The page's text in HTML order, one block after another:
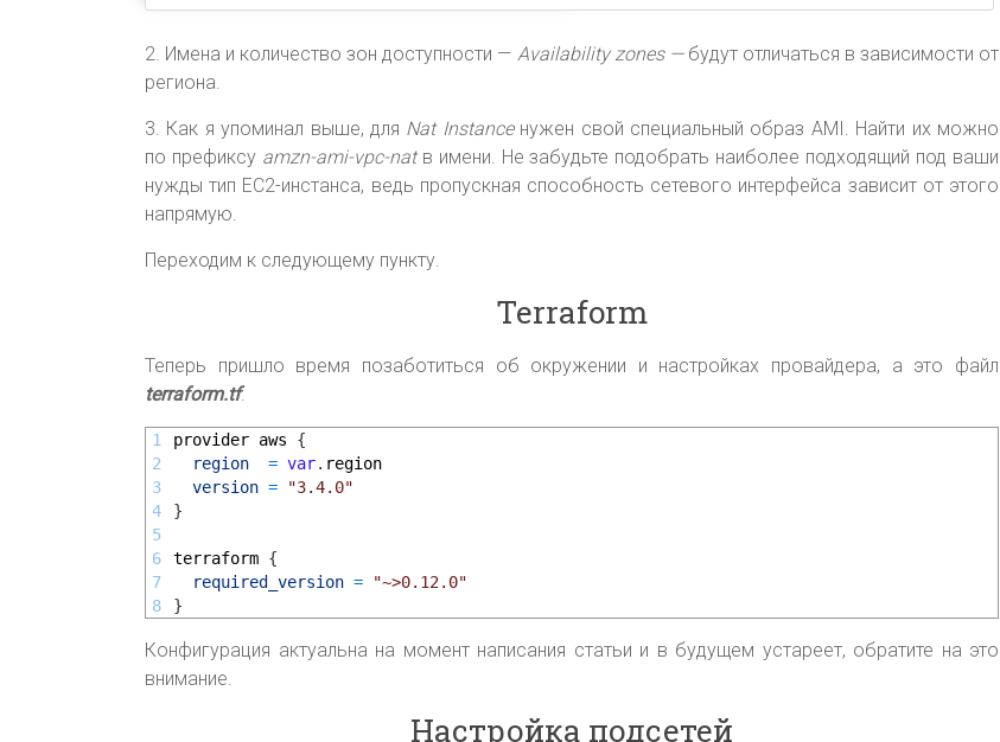
2. Имена и количество зон доступности — Availability zones —будут отличаться в зависимости от
региона.
3. Как я упоминал выше, для Nat Instanceнужен свой специальный образ AMI. Найти их можно
по префиксу amzn-ami-vpc-natв имени. Не забудьте подобрать наиболее подходящий под ваши
нужды тип EC2-инстанса, ведь пропускная способность сетевого интерфейса зависит от этого
напрямую.
Переходим к следующему пункту.
Terraform
Теперь пришло время позаботиться об окружении и настройках провайдера, а это файл
terraform.tf:
1
2
3
4
5
6
7
8
provider aws
{
region
= var. region
version =
"3.4.0"
}
terraform {
required_version =
"~>0.12.0"
}
Конфигурация актуальна на момент написания статьи и в будущем устареет, обратите на это
внимание.
Настройка подсетей